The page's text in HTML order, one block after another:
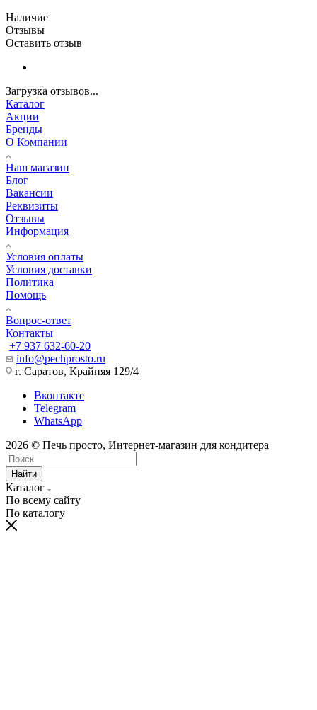
Наличие
Отзывы
Оставить отзыв
Загрузка отзывов...
Каталог
Акции
Бренды
О Компании
Наш магазин
Блог
Вакансии
Реквизиты
Отзывы
Информация
Условия оплаты
Условия доставки
Политика
Помощь
Вопрос-ответ
Контакты
+7 937 632-60-20
info@pechprosto.ru
г. Саратов, Крайняя 129/4
Вконтакте
Telegram
WhatsApp
2026 © Печь просто, Интернет-магазин для кондитера
Найти
Каталог
По всему сайту
По каталогу